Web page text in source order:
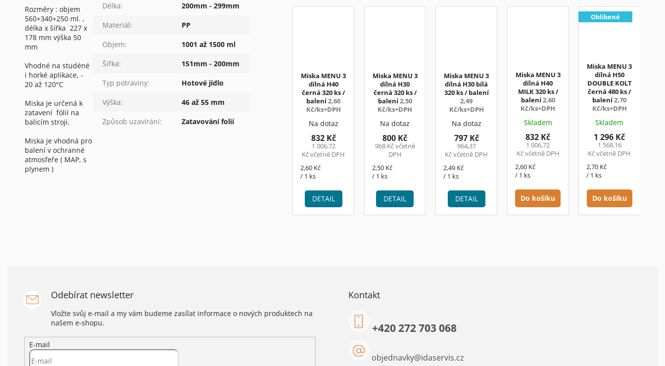
Rozměry : objem
560+340+250 ml. ,
délka x šířka 227 x
178 mm výška 50
mm
Vhodné na studéné
i horké aplikace, -
20 až 120°C
Miska je určená k
zatavení fólií na
balicím stroji.
Miska je vhodná pro
balení v ochranné
atmosfeře ( MAP, s
plynem )
Délka: 200mm - 299mm
Materiál: PP
Objem: 1001 až 1500 ml
Šířka: 151mm - 200mm
Typ potraviny: Hotové jídlo
Výška: 46 až 55 mm
Způsob uzavírání: Zatavování folií
Miska MENU 3
dílná H40
černá 320 ks /
balení2,60
Kč/ks+DPH
Na dotaz
1 006,72
Kč včetně DPH
832 Kč
Měrná
cena:
2,60 Kč
/ 1 ks
DETAIL
Miska MENU 3
dílná H30
černá 320 ks /
balení2,50
Kč/ks+DPH
Na dotaz
968 Kč včetně
DPH
800 Kč
Měrná
cena:
2,50 Kč
/ 1 ks
DETAIL
Miska MENU 3
dílná H30 bílá
320 ks / balení
2,49
Kč/ks+DPH
Na dotaz
964,37
Kč včetně DPH
797 Kč
Měrná
cena:
2,49 Kč
/ 1 ks
DETAIL
Miska MENU 3
dílná H40
MILK 320 ks /
balení2,60
Kč/ks+DPH
Skladem
1 006,72
Kč včetně DPH
832 Kč
Měrná
cena:
2,60 Kč
/ 1 ks
Do košíku
Oblíbené
Miska MENU 3
dílná H50
DOUBLE KOLT
černá 480 ks /
balení2,70
Kč/ks+DPH
Skladem
1 568,16
Kč včetně DPH
1 296 Kč
Měrná
cena:
2,70 Kč
/ 1 ks
Do košíku
Odebírat newsletter
Vložte svůj e-mail a my vám budeme zasílat informace o nových produktech na
našem e-shopu.
E-mail
Kontakt
objednavky@idaservis.cz
+420 272 703 068